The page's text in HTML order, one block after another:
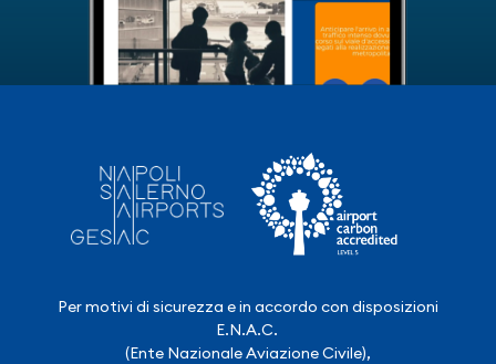
Per motivi di sicurezza e in accordo con disposizioni
E.N.A.C.
(Ente Nazionale Aviazione Civile),